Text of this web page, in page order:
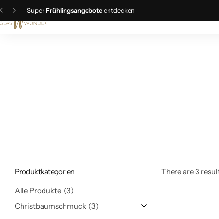
SuperFrühlingsangeboteentdecken
There are 3
Produktkategorien
Alle Produkte 3
Christbaumschmuck 3